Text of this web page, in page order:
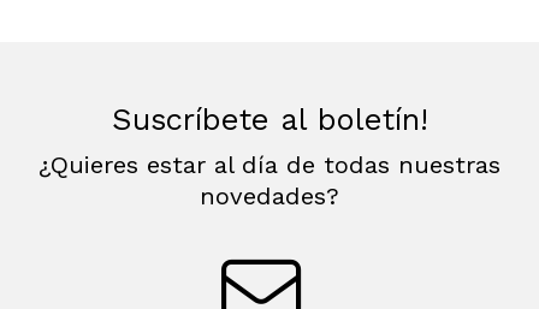
Suscríbete al boletín!
¿Quieres estar al día de todas nuestras
novedades?